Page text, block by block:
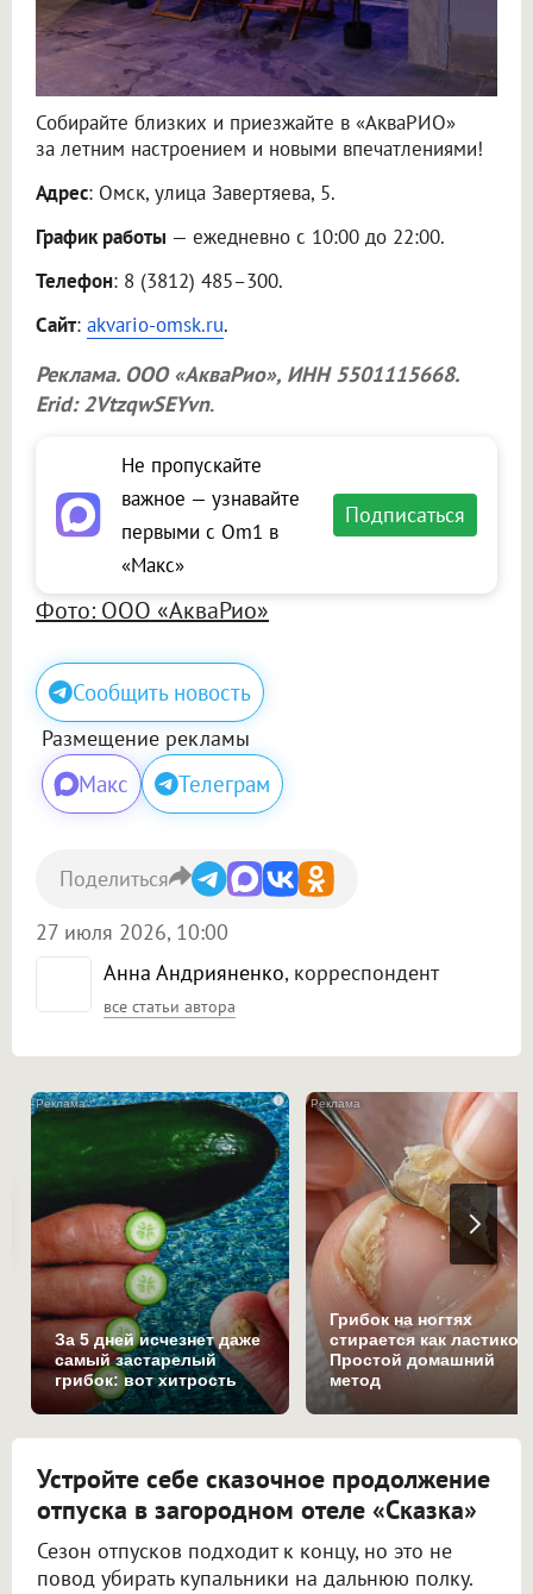
Собирайте близких и приезжайте в «АкваРИО»
за летним настроением и новыми впечатлениями!
Адрес: Омск, улица Завертяева, 5.
График работы — ежедневно с 10:00 до 22:00.
Телефон: 8 (3812) 485–300.
Сайт: akvario-omsk.ru.
Реклама. ООО «АкваРио», ИНН 5501115668.
Erid: 2VtzqwSEYvn.
Не пропускайте
важное — узнавайте
первыми с Om1 в
«Макс»
Подписаться
Фото: ООО «АкваРио»
Сообщить новость
Размещение рекламы
Макс Телеграм
Анна Андрияненко, корреспондент
все статьи автора
27 июля 2026, 10:00
Поделиться
i
За 5 дней исчезнет даже
самый застарелый
грибок: вот хитрость
Грибок на ногтях
стирается как
Простой домашний
метод
Устройте себе сказочное продолжение
отпуска в загородном отеле «Сказка»
Сезон отпусков подходит к концу, но это не
повод убирать купальники на дальнюю полку.